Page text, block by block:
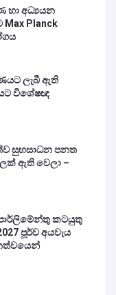
හා අධ්‍යයන
Planck
ලැබී ඇති
විශේෂඥ
සුභසාධන පනත
ඇති වෙලා –
කටයුතු
පූර්ව අයවැය